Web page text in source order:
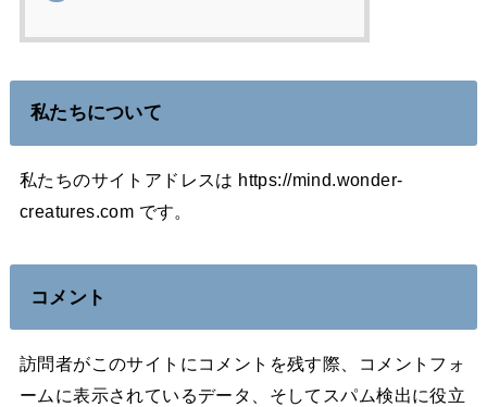
私たちについて
私たちのサイトアドレスは https://mind.wonder-
creatures.com です。
コメント
訪問者がこのサイトにコメントを残す際、コメントフォ
ームに表示されているデータ、そしてスパム検出に役立